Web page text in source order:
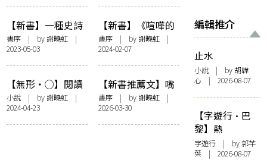
【新書】一種史詩
英雄的征（歸）途
——讀勞緯洛的
《崩末》
書序 | by 謝曉虹 |
2023-05-03
【新書】《喧嘩的
碎片》序——無法
再現的他人之臉
書序| by 謝曉虹 |
2024-02-07
【無形・◯】閱讀
乳房的？種方法
小說 | by 謝曉虹 |
2024-04-23
【新書推薦文】嘴
藐藐筆記：關於沐
羽的《代代》及如
何說好香港故事
書序| by 謝曉虹 |
2026-03-30
編輯推介
止水
小說 | by 胡韡
心 | 2026-08-07
【字遊行·巴
黎】熱
字遊行 | by 郭芊
葉 | 2026-08-07